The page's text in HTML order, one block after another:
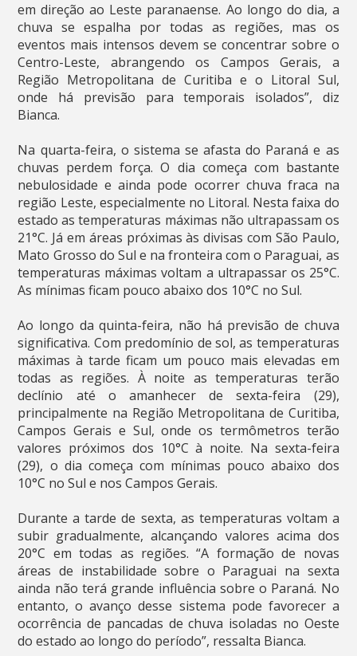
em direção ao Leste paranaense. Ao longo do dia, a
chuva se espalha por todas as regiões, mas os
eventos mais intensos devem se concentrar sobre o
Centro-Leste, abrangendo os Campos Gerais, a
Região Metropolitana de Curitiba e o Litoral Sul,
onde há previsão para temporais isolados”, diz
Bianca.
Na quarta-feira, o sistema se afasta do Paraná e as
chuvas perdem força. O dia começa com bastante
nebulosidade e ainda pode ocorrer chuva fraca na
região Leste, especialmente no Litoral. Nesta faixa do
estado as temperaturas máximas não ultrapassam os
21°C. Já em áreas próximas às divisas com São Paulo,
Mato Grosso do Sul e na fronteira com o Paraguai, as
temperaturas máximas voltam a ultrapassar os 25°C.
As mínimas ficam pouco abaixo dos 10°C no Sul.
Ao longo da quinta-feira, não há previsão de chuva
significativa. Com predomínio de sol, as temperaturas
máximas à tarde ficam um pouco mais elevadas em
todas as regiões. À noite as temperaturas terão
declínio até o amanhecer de sexta-feira (29),
principalmente na Região Metropolitana de Curitiba,
Campos Gerais e Sul, onde os termômetros terão
valores próximos dos 10°C à noite. Na sexta-feira
(29), o dia começa com mínimas pouco abaixo dos
10°C no Sul e nos Campos Gerais.
Durante a tarde de sexta, as temperaturas voltam a
subir gradualmente, alcançando valores acima dos
20°C em todas as regiões. “A formação de novas
áreas de instabilidade sobre o Paraguai na sexta
ainda não terá grande influência sobre o Paraná. No
entanto, o avanço desse sistema pode favorecer a
ocorrência de pancadas de chuva isoladas no Oeste
do estado ao longo do período”, ressalta Bianca.